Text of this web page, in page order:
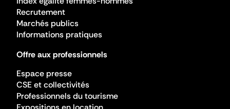
Recrutement
Marchés publics
Informations pratiques
Offre aux professionnels
Espace presse
CSE et collectivités
Professionnels du tourisme